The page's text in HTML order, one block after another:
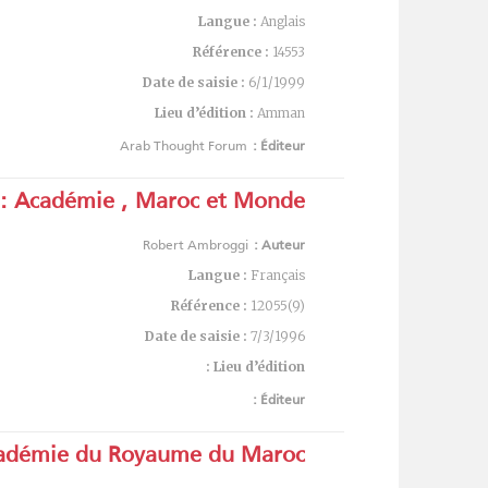
Langue : Anglais
Référence : 14553
Date de saisie : 6/1/1999
Lieu d’édition : Amman
Éditeur :
Arab Thought Forum
Académie , Maroc et Monde :
Auteur :
Robert Ambroggi
Langue : Français
Référence : 12055(9)
Date de saisie : 7/3/1996
Lieu d’édition :
Éditeur :
du Royaume du Maroc :